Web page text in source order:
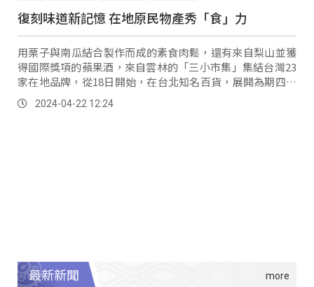
復刻味道新記憶 在地原民物產秀「食」力
用栗子與南瓜結合製作而成的素食肉鬆，還有來自梨山並獲
得國際獎項的蘋果酒，來自雲林的「三小市集」集結台灣23
家在地品牌，從18日開始，在台北知名百貨，展開為期四天
的「地方野食力-春季地域物產展」，其中蘭陽原創館是帶著
宜蘭在地原民業者的產品，要向大眾分享老味道的新記憶。
2024-04-22 12:24
最新新聞